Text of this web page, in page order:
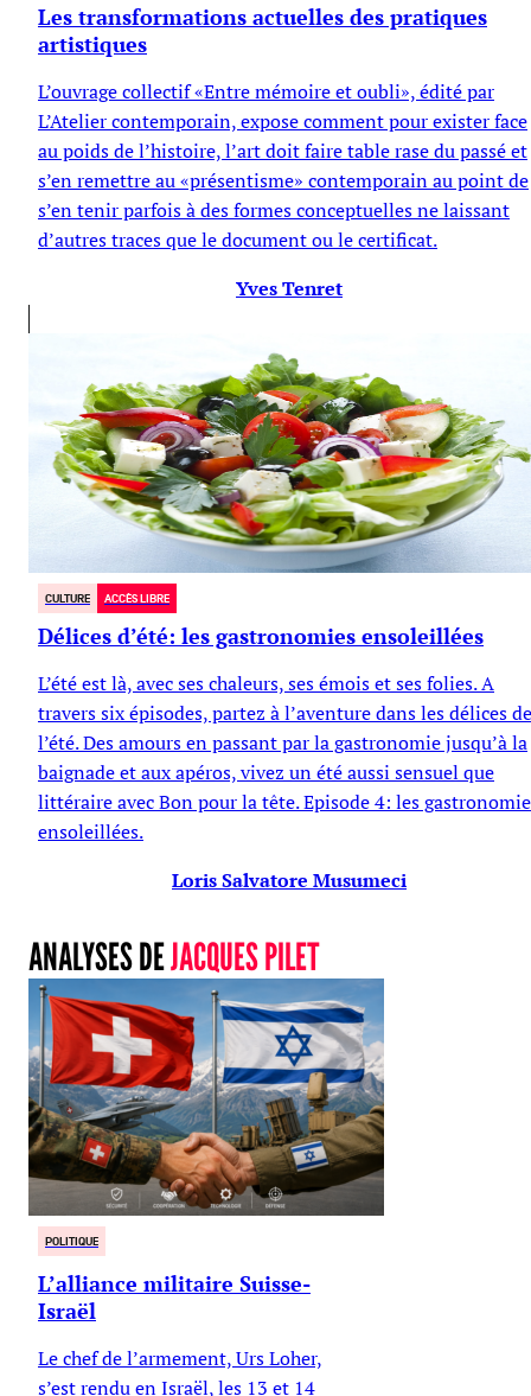
Les transformations actuelles des pratiques
artistiques
L’ouvrage collectif «Entre mémoire et oubli», édité par
L’Atelier contemporain, expose comment pour exister face
au poids de l’histoire, l’art doit faire table rase du passé et
s’en remettre au «présentisme» contemporain au point de
s’en tenir parfois à des formes conceptuelles ne laissant
d’autres traces que le document ou le certificat.
Yves Tenret
CULTURE ACCÈS LIBRE
Délices d’été: les gastronomies ensoleillées
L’été est là, avec ses chaleurs, ses émois et ses folies. A
travers six épisodes, partez à l’aventure dans les délices de
l’été. Des amours en passant par la gastronomie jusqu’à la
baignade et aux apéros, vivez un été aussi sensuel que
littéraire avec Bon pour la tête. Episode 4: les
ensoleillées.
Loris Salvatore Musumeci
ANALYSES DEJACQUES PILET
POLITIQUE
L’alliance militaire Suisse-
Israël
Le chef de l’armement, Urs Loher,
s’est rendu en Israël, les 13 et 14